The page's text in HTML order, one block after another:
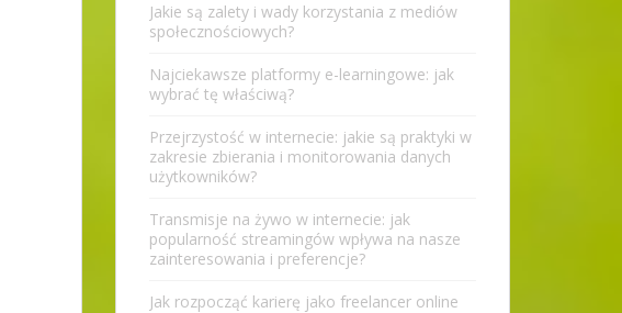
Jakie są zalety i wady korzystania z mediów
społecznościowych?
Najciekawsze platformy e-learningowe: jak
wybrać tę właściwą?
Przejrzystość w internecie: jakie są praktyki w
zakresie zbierania i monitorowania danych
użytkowników?
Transmisje na żywo w internecie: jak
popularność streamingów wpływa na nasze
zainteresowania i preferencje?
Jak rozpocząć karierę jako freelancer online